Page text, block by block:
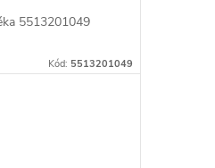
5513201049
Kód: 5513201049